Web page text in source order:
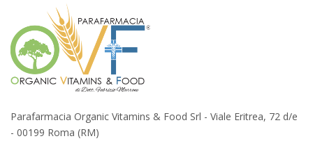
Parafarmacia Organic Vitamins & Food Srl - Viale Eritrea, 72 d/e
- 00199 Roma (RM)